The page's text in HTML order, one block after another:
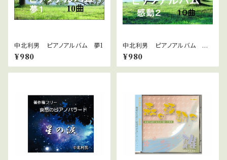
中北利男 ピアノアルバム 夢1
¥980
中北利男 ピアノアルバム 感
動２
¥980